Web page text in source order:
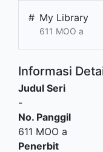
# My Library
611 MOO a
Informasi
Judul Seri
-
No. Panggil
611 MOO a
Penerbit